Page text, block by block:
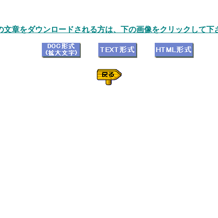
文章をダウンロードされる方は、下の画像をクリックして下